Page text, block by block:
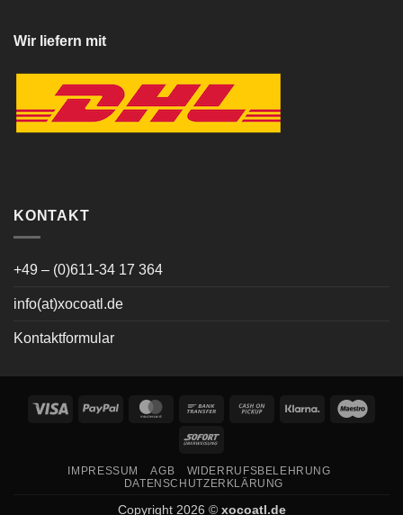
Wir liefern mit
KONTAKT
+49 – (0)611-34 17 364
info(at)xocoatl.de
Kontaktformular
Visa PayPal MasterCardBank
Cash
Klarna
Sofort
IMPRESSUM AGB
WIDERRUFSBELEHRUNG
DATENSCHUTZERKLÄRUNG
Copyright 2026 © xocoatl.de